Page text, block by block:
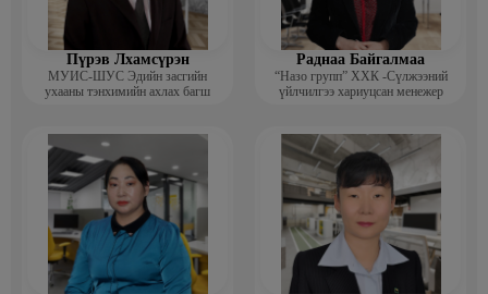
Пүрэв Лхамсүрэн
МУИС-ШУС Эдийн засгийн
ухааны тэнхимийн ахлах багш
Раднаа Байгалмаа
“Назо групп” ХХК -Сүлжээний
үйлчилгээ хариуцсан менежер